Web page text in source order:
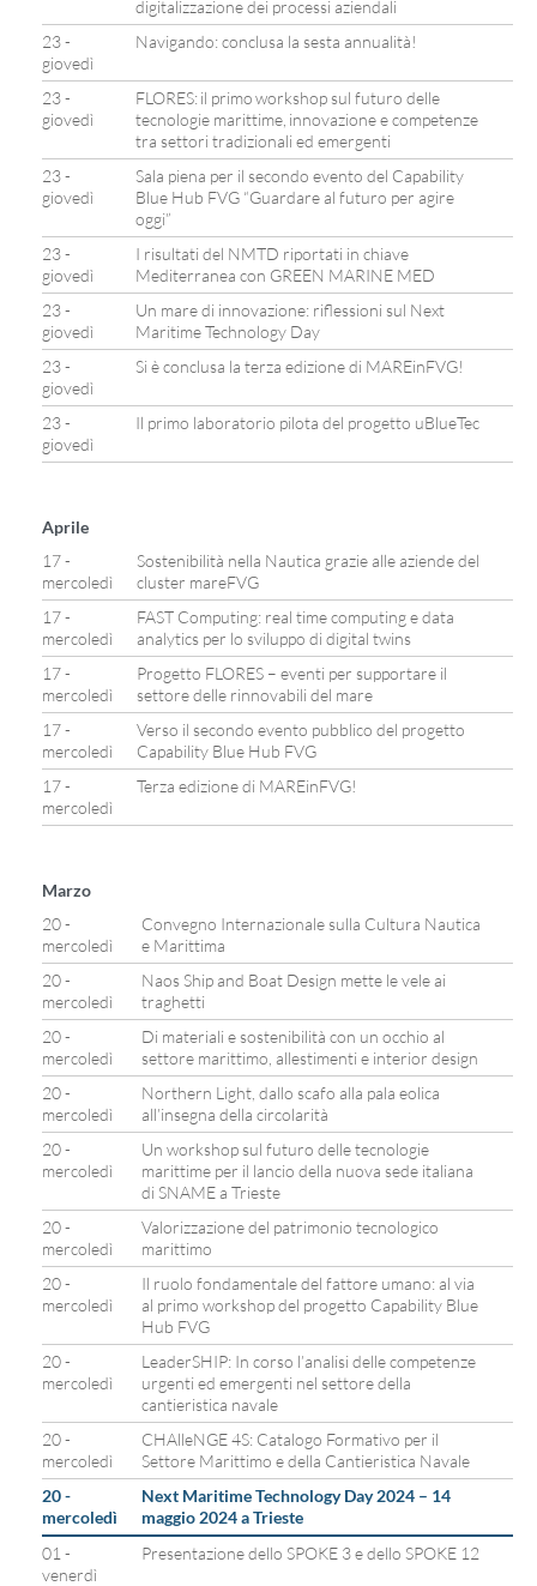
digitalizzazione dei processi aziendali
23 -
giovedì
Navigando: conclusa la sesta annualità!
23 -
giovedì
FLORES: il primo workshop sul futuro delle
tecnologie marittime, innovazione e competenze
tra settori tradizionali ed emergenti
23 -
giovedì
Sala piena per il secondo evento del Capability
Blue Hub FVG “Guardare al futuro per agire
oggi”
23 -
giovedì
I risultati del NMTD riportati in chiave
Mediterranea con GREEN MARINE MED
23 -
giovedì
Un mare di innovazione: riflessioni sul Next
Maritime Technology Day
23 -
giovedì
Si è conclusa la terza edizione di MAREinFVG!
23 -
giovedì
Il primo laboratorio pilota del progetto uBlueTec
Aprile
17 -
mercoledì
Sostenibilità nella Nautica grazie alle aziende del
cluster mareFVG
17 -
mercoledì
FAST Computing: real time computing e data
analytics per lo sviluppo di digital twins
17 -
mercoledì
Progetto FLORES – eventi per supportare il
settore delle rinnovabili del mare
17 -
mercoledì
Verso il secondo evento pubblico del progetto
Capability Blue Hub FVG
17 -
mercoledì
Terza edizione di MAREinFVG!
Marzo
20 -
mercoledì
Convegno Internazionale sulla Cultura Nautica
e Marittima
20 -
mercoledì
Naos Ship and Boat Design mette le vele ai
traghetti
20 -
mercoledì
Di materiali e sostenibilità con un occhio al
settore marittimo, allestimenti e interior design
20 -
mercoledì
Northern Light, dallo scafo alla pala eolica
all’insegna della circolarità
20 -
mercoledì
Un workshop sul futuro delle tecnologie
marittime per il lancio della nuova sede italiana
di SNAME a Trieste
20 -
mercoledì
Valorizzazione del patrimonio tecnologico
marittimo
20 -
mercoledì
Il ruolo fondamentale del fattore umano: al via
al primo workshop del progetto Capability Blue
Hub FVG
20 -
mercoledì
LeaderSHIP: In corso l’analisi delle competenze
urgenti ed emergenti nel settore della
cantieristica navale
20 -
mercoledì
CHAlleNGE 4S: Catalogo Formativo per il
Settore Marittimo e della Cantieristica Navale
20 -
mercoledì
Next Maritime Technology Day 2024 – 14
maggio 2024 a Trieste
01 -
venerdì
Presentazione dello SPOKE 3 e dello SPOKE 12